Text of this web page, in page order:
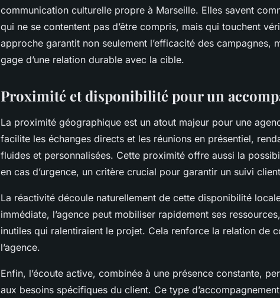
communication culturelle propre à Marseille. Elles savent
qui ne se contentent pas d’être compris, mais qui touchent
approche garantit non seulement l’efficacité des campagnes,
gage d’une relation durable avec la cible.
Proximité et disponibilité pour un
La proximité géographique est un atout majeur pour une
facilite les échanges directs et les réunions en présentiel,
fluides et personnalisées. Cette proximité offre aussi la
en cas d’urgence, un critère crucial pour garantir un suivi
La réactivité découle naturellement de cette disponibilité
immédiate, l’agence peut mobiliser rapidement ses
inutiles qui ralentiraient le projet. Cela renforce la relation de
l’agence.
Enfin, l’écoute active, combinée à une présence constante,
aux besoins spécifiques du client. Ce type